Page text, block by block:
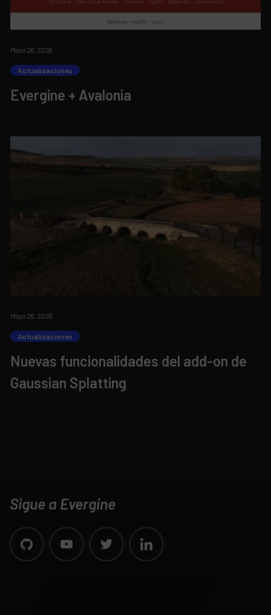
Mayo 26, 2026
Actualizaciones
Evergine + Avalonia
Mayo 26, 2026
Actualizaciones
Nuevas funcionalidades del add-on de
Gaussian Splatting
Sigue a Evergine